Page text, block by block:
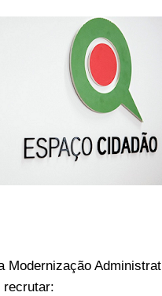
Modernização
recrutar: